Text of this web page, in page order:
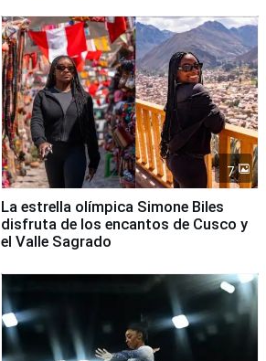
7
La estrella olímpica Simone Biles
disfruta de los encantos de Cusco y
el Valle Sagrado